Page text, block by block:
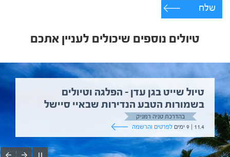
שלח
טיולים נוספים שיכולים לעניין אתכם
טיול שייט בגן עדן – הפלגה וטיולים
בשמורות הטבע הנדירות שבאיי סיישל
בהדרכת טניה רמניק
11.4 | 9 ימים
לפרטים והרשמה